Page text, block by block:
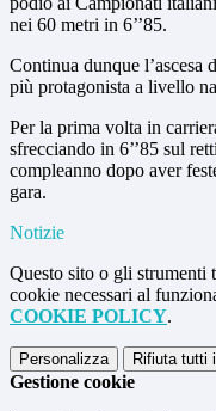
nei 60 metri in 6’’85.
Continua dunque l’ascesa
più protagonista a livello
Per la prima volta in
sfrecciando in 6’’85 sul
compleanno dopo aver
gara.
Notizie
Questo sito o gli strumenti
cookie necessari al
COOKIE POLICY.
Personalizza Rifiuta tutti
Gestione cookie